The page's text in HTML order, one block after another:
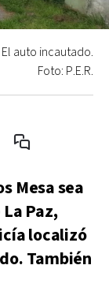
El auto incautado.
Foto: P.E.R.
Mesa sea
Paz,
localizó
También